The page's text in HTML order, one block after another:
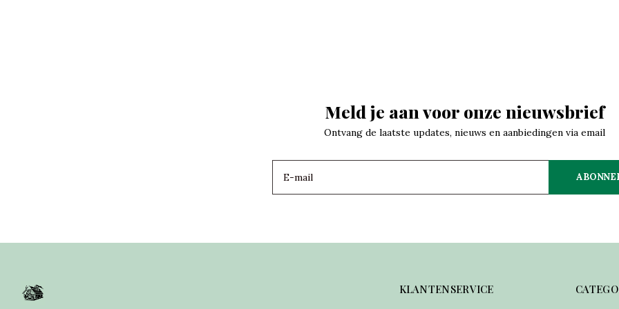
Meld je aan voor onze nieuwsbrief
Ontvang de laatste updates, nieuws en aanbiedingen via email
KLANTENSERVICE